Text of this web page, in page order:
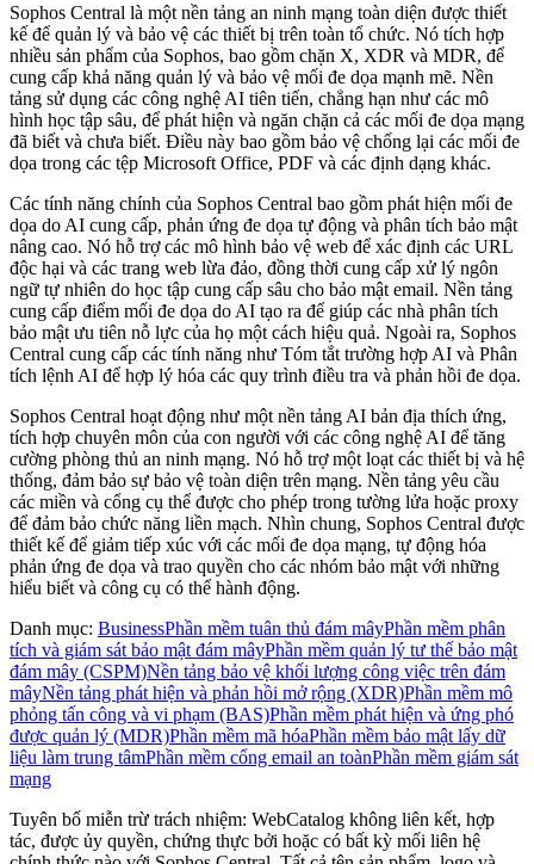
Sophos Central là một nền tảng an ninh mạng toàn diện được thiết
kế để quản lý và bảo vệ các thiết bị trên toàn tổ chức. Nó tích hợp
nhiều sản phẩm của Sophos, bao gồm chặn X, XDR và ​​MDR, để
cung cấp khả năng quản lý và bảo vệ mối đe dọa mạnh mẽ. Nền
tảng sử dụng các công nghệ AI tiên tiến, chẳng hạn như các mô
hình học tập sâu, để phát hiện và ngăn chặn cả các mối đe dọa mạng
đã biết và chưa biết. Điều này bao gồm bảo vệ chống lại các mối đe
dọa trong các tệp Microsoft Office, PDF và các định dạng khác.
Các tính năng chính của Sophos Central bao gồm phát hiện mối đe
dọa do AI cung cấp, phản ứng đe dọa tự động và phân tích bảo mật
nâng cao. Nó hỗ trợ các mô hình bảo vệ web để xác định các URL
độc hại và các trang web lừa đảo, đồng thời cung cấp xử lý ngôn
ngữ tự nhiên do học tập cung cấp sâu cho bảo mật email. Nền tảng
cung cấp điểm mối đe dọa do AI tạo ra để giúp các nhà phân tích
bảo mật ưu tiên nỗ lực của họ một cách hiệu quả. Ngoài ra, Sophos
Central cung cấp các tính năng như Tóm tắt trường hợp AI và Phân
tích lệnh AI để hợp lý hóa các quy trình điều tra và phản hồi đe dọa.
Sophos Central hoạt động như một nền tảng AI bản địa thích ứng,
tích hợp chuyên môn của con người với các công nghệ AI để tăng
cường phòng thủ an ninh mạng. Nó hỗ trợ một loạt các thiết bị và hệ
thống, đảm bảo sự bảo vệ toàn diện trên mạng. Nền tảng yêu cầu
các miền và cổng cụ thể được cho phép trong tường lửa hoặc proxy
để đảm bảo chức năng liền mạch. Nhìn chung, Sophos Central được
thiết kế để giảm tiếp xúc với các mối đe dọa mạng, tự động hóa
phản ứng đe dọa và trao quyền cho các nhóm bảo mật với những
hiểu biết và công cụ có thể hành động.
Danh mục: BusinessPhần mềm tuân thủ đám mâyPhần mềm phân
tích và giám sát bảo mật đám mâyPhần mềm quản lý tư thế bảo mật
đám mây (CSPM)Nền tảng bảo vệ khối lượng công việc trên đám
mâyNền tảng phát hiện và phản hồi mở rộng (XDR)Phần mềm mô
phỏng tấn công và vi phạm (BAS)Phần mềm phát hiện và ứng phó
được quản lý (MDR)Phần mềm mã hóaPhần mềm bảo mật lấy dữ
liệu làm trung tâmPhần mềm cổng email an toànPhần mềm giám sát
mạng
Tuyên bố miễn trừ trách nhiệm: WebCatalog không liên kết, hợp
tác, được ủy quyền, chứng thực bởi hoặc có bất kỳ mối liên hệ